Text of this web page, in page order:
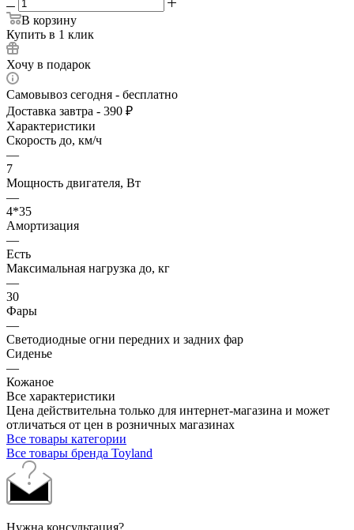
В корзину
Купить в 1 клик
Хочу в подарок
Самовывоз сегодня - бесплатно
Доставка завтра - 390 ₽
Характеристики
Скорость до, км/ч
—
7
Мощность двигателя, Вт
—
4*35
Амортизация
—
Есть
Максимальная нагрузка до, кг
—
30
Фары
—
Светодиодные огни передних и задних фар
Сиденье
—
Кожаное
Все характеристики
Цена действительна только для интернет-магазина и может
отличаться от цен в розничных магазинах
Все товары категории
Все товары бренда Toyland
Нужна консультация?